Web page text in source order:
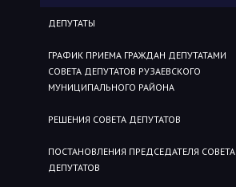
ДЕПУТАТЫ
ГРАФИК ПРИЕМА ГРАЖДАН ДЕПУТАТАМИ
СОВЕТА ДЕПУТАТОВ РУЗАЕВСКОГО
МУНИЦИПАЛЬНОГО РАЙОНА
РЕШЕНИЯ СОВЕТА ДЕПУТАТОВ
ПОСТАНОВЛЕНИЯ ПРЕДСЕДАТЕЛЯ СОВЕТА
ДЕПУТАТОВ